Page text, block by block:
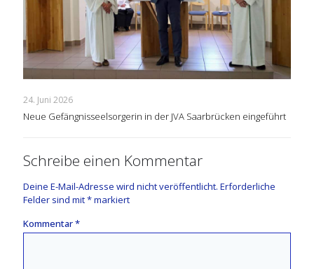
24. Juni 2026
Neue Gefängnisseelsorgerin in der JVA Saarbrücken eingeführt
Schreibe einen Kommentar
Deine E-Mail-Adresse wird nicht veröffentlicht. Erforderliche
Felder sind mit*markiert
Kommentar*